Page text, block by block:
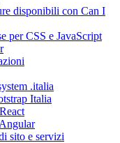
disponibili con Can I
per CSS e JavaScript
.italia
Italia
sito e servizi